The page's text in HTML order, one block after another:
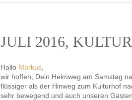
JULI 2016,
Hallo Markus,
wir hoffen, Dein Heimweg am Samstag
flüssiger als der Hinweg zum Kulturhof
sehr bewegend und auch unseren